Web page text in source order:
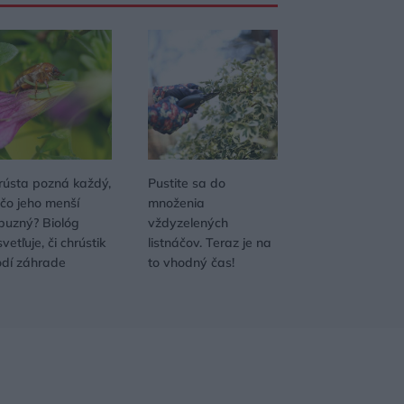
pozná každý,
jeho menší
Biológ
či chrústik
záhrade
Pustite sa do
množenia
vždyzelených
listnáčov. Teraz je na
to vhodný čas!